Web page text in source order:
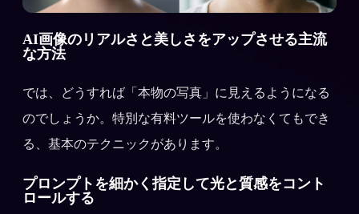
AI画像のリアルさと美しさをアップさせる主流
な方法
では、どうすれば「本物の写真」に見えるようになる
のでしょうか。特別な有料ツールを使わなくてもでき
る、基本のテクニックがあります。
プロンプトを細かく指定して光と質感をコント
ロールする